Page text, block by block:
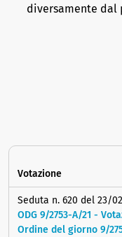
diversamente dal
Votazione
Seduta n. 620 del 23/
ODG 9/2753-A/21 -
Ordine del giorno 9/